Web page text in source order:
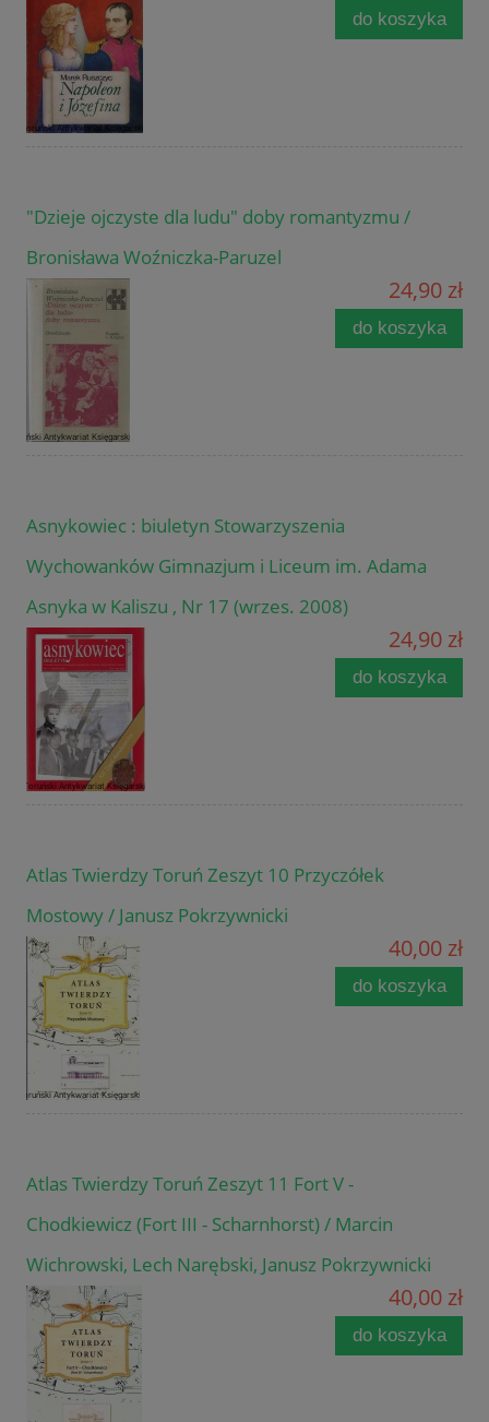
do koszyka
"Dzieje ojczyste dla ludu" doby romantyzmu /
Bronisława Woźniczka-Paruzel
24,90 zł
do koszyka
Asnykowiec : biuletyn Stowarzyszenia
Wychowanków Gimnazjum i Liceum im. Adama
Asnyka w Kaliszu , Nr 17 (wrzes. 2008)
24,90 zł
do koszyka
Atlas Twierdzy Toruń Zeszyt 10 Przyczółek
Mostowy / Janusz Pokrzywnicki
40,00 zł
do koszyka
Atlas Twierdzy Toruń Zeszyt 11 Fort V -
Chodkiewicz (Fort III - Scharnhorst) / Marcin
Wichrowski, Lech Narębski, Janusz Pokrzywnicki
40,00 zł
do koszyka